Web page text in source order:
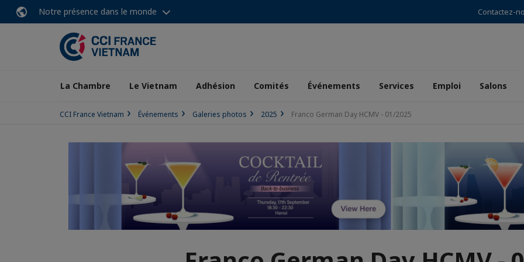
Notre présence dans le monde Contactez-
La Chambre Le Vietnam Adhésion Comités Événements Services Emploi Salons
CCI France Vietnam Événements Galeries photos 2025 Franco German Day HCMV - 01/2025